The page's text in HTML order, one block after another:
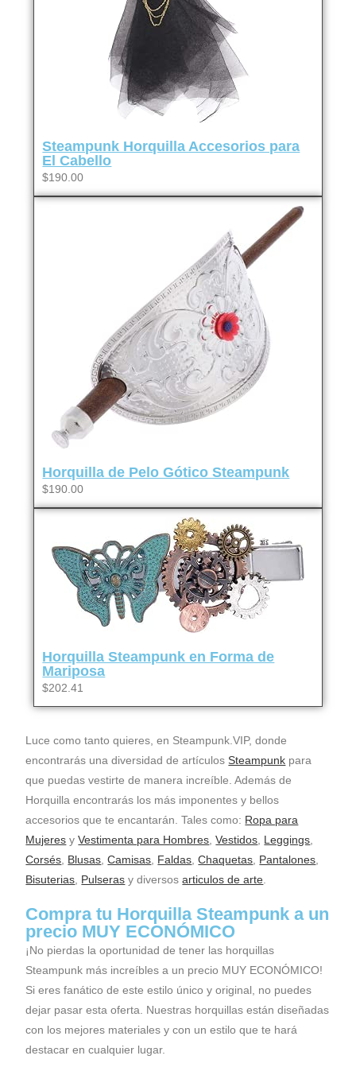
Steampunk Horquilla Accesorios para
El Cabello
$190.00
Horquilla de Pelo Gótico Steampunk
$190.00
Horquilla Steampunk en Forma de
Mariposa
$202.41
Luce como tanto quieres, en Steampunk.VIP, donde
encontrarás una diversidad de artículosSteampunk para
que puedas vestirte de manera increíble. Además de
Horquilla encontrarás los más imponentes y bellos
accesorios que te encantarán. Tales como: Ropa para
Mujeres yVestimenta para Hombres ,Vestidos Leggings
Corsés Blusas ,Camisas Faldas ,Chaquetas Pantalones
Bisuterias Pulseras y diversosarticulos de arte
Compra tu Horquilla Steampunk a un
precio MUY ECONÓMICO
¡No pierdas la oportunidad de tener las horquillas
Steampunk más increíbles a un precio MUY ECONÓMICO!
Si eres fanático de este estilo único y original, no puedes
dejar pasar esta oferta. Nuestras horquillas están diseñadas
con los mejores materiales y con un estilo que te hará
destacar en cualquier lugar.